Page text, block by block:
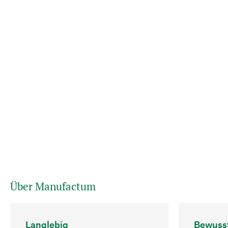
Über Manufactum
Langlebig